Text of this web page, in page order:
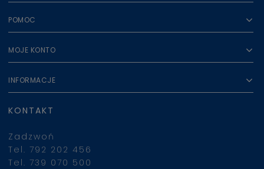
POMOC
MOJE KONTO
INFORMACJE
KONTAKT
Zadzwoń
Tel. 792 202 456
Tel. 739 070 500